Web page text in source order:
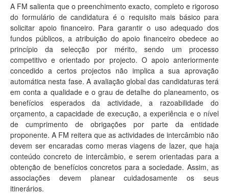
A FM salienta que o preenchimento exacto, completo e rigoroso
do formulário de candidatura é o requisito mais básico para
solicitar apoio financeiro. Para garantir o uso adequado dos
fundos públicos, a atribuição do apoio financeiro obedece ao
princípio da selecção por mérito, sendo um processo
competitivo e orientado por projecto. O apoio anteriormente
concedido a certos projectos não implica a sua aprovação
automática nesta fase. A avaliação global das candidaturas terá
em conta a qualidade e o grau de detalhe do planeamento, os
benefícios esperados da actividade, a razoabilidade do
orçamento, a capacidade de execução, a experiência e o nível
de cumprimento de obrigações por parte da entidade
proponente. A FM reitera que as actividades de intercâmbio não
devem ser encaradas como meras viagens de lazer, que haja
conteúdo concreto de intercâmbio, e serem orientadas para a
obtenção de benefícios concretos para a sociedade. Assim, as
associações devem planear cuidadosamente os seus
itinerários.